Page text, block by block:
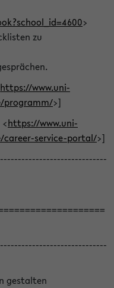
>
zu
https://www.uni-
programm/>]
https://www.uni-
career-service-portal/>]
gestalten